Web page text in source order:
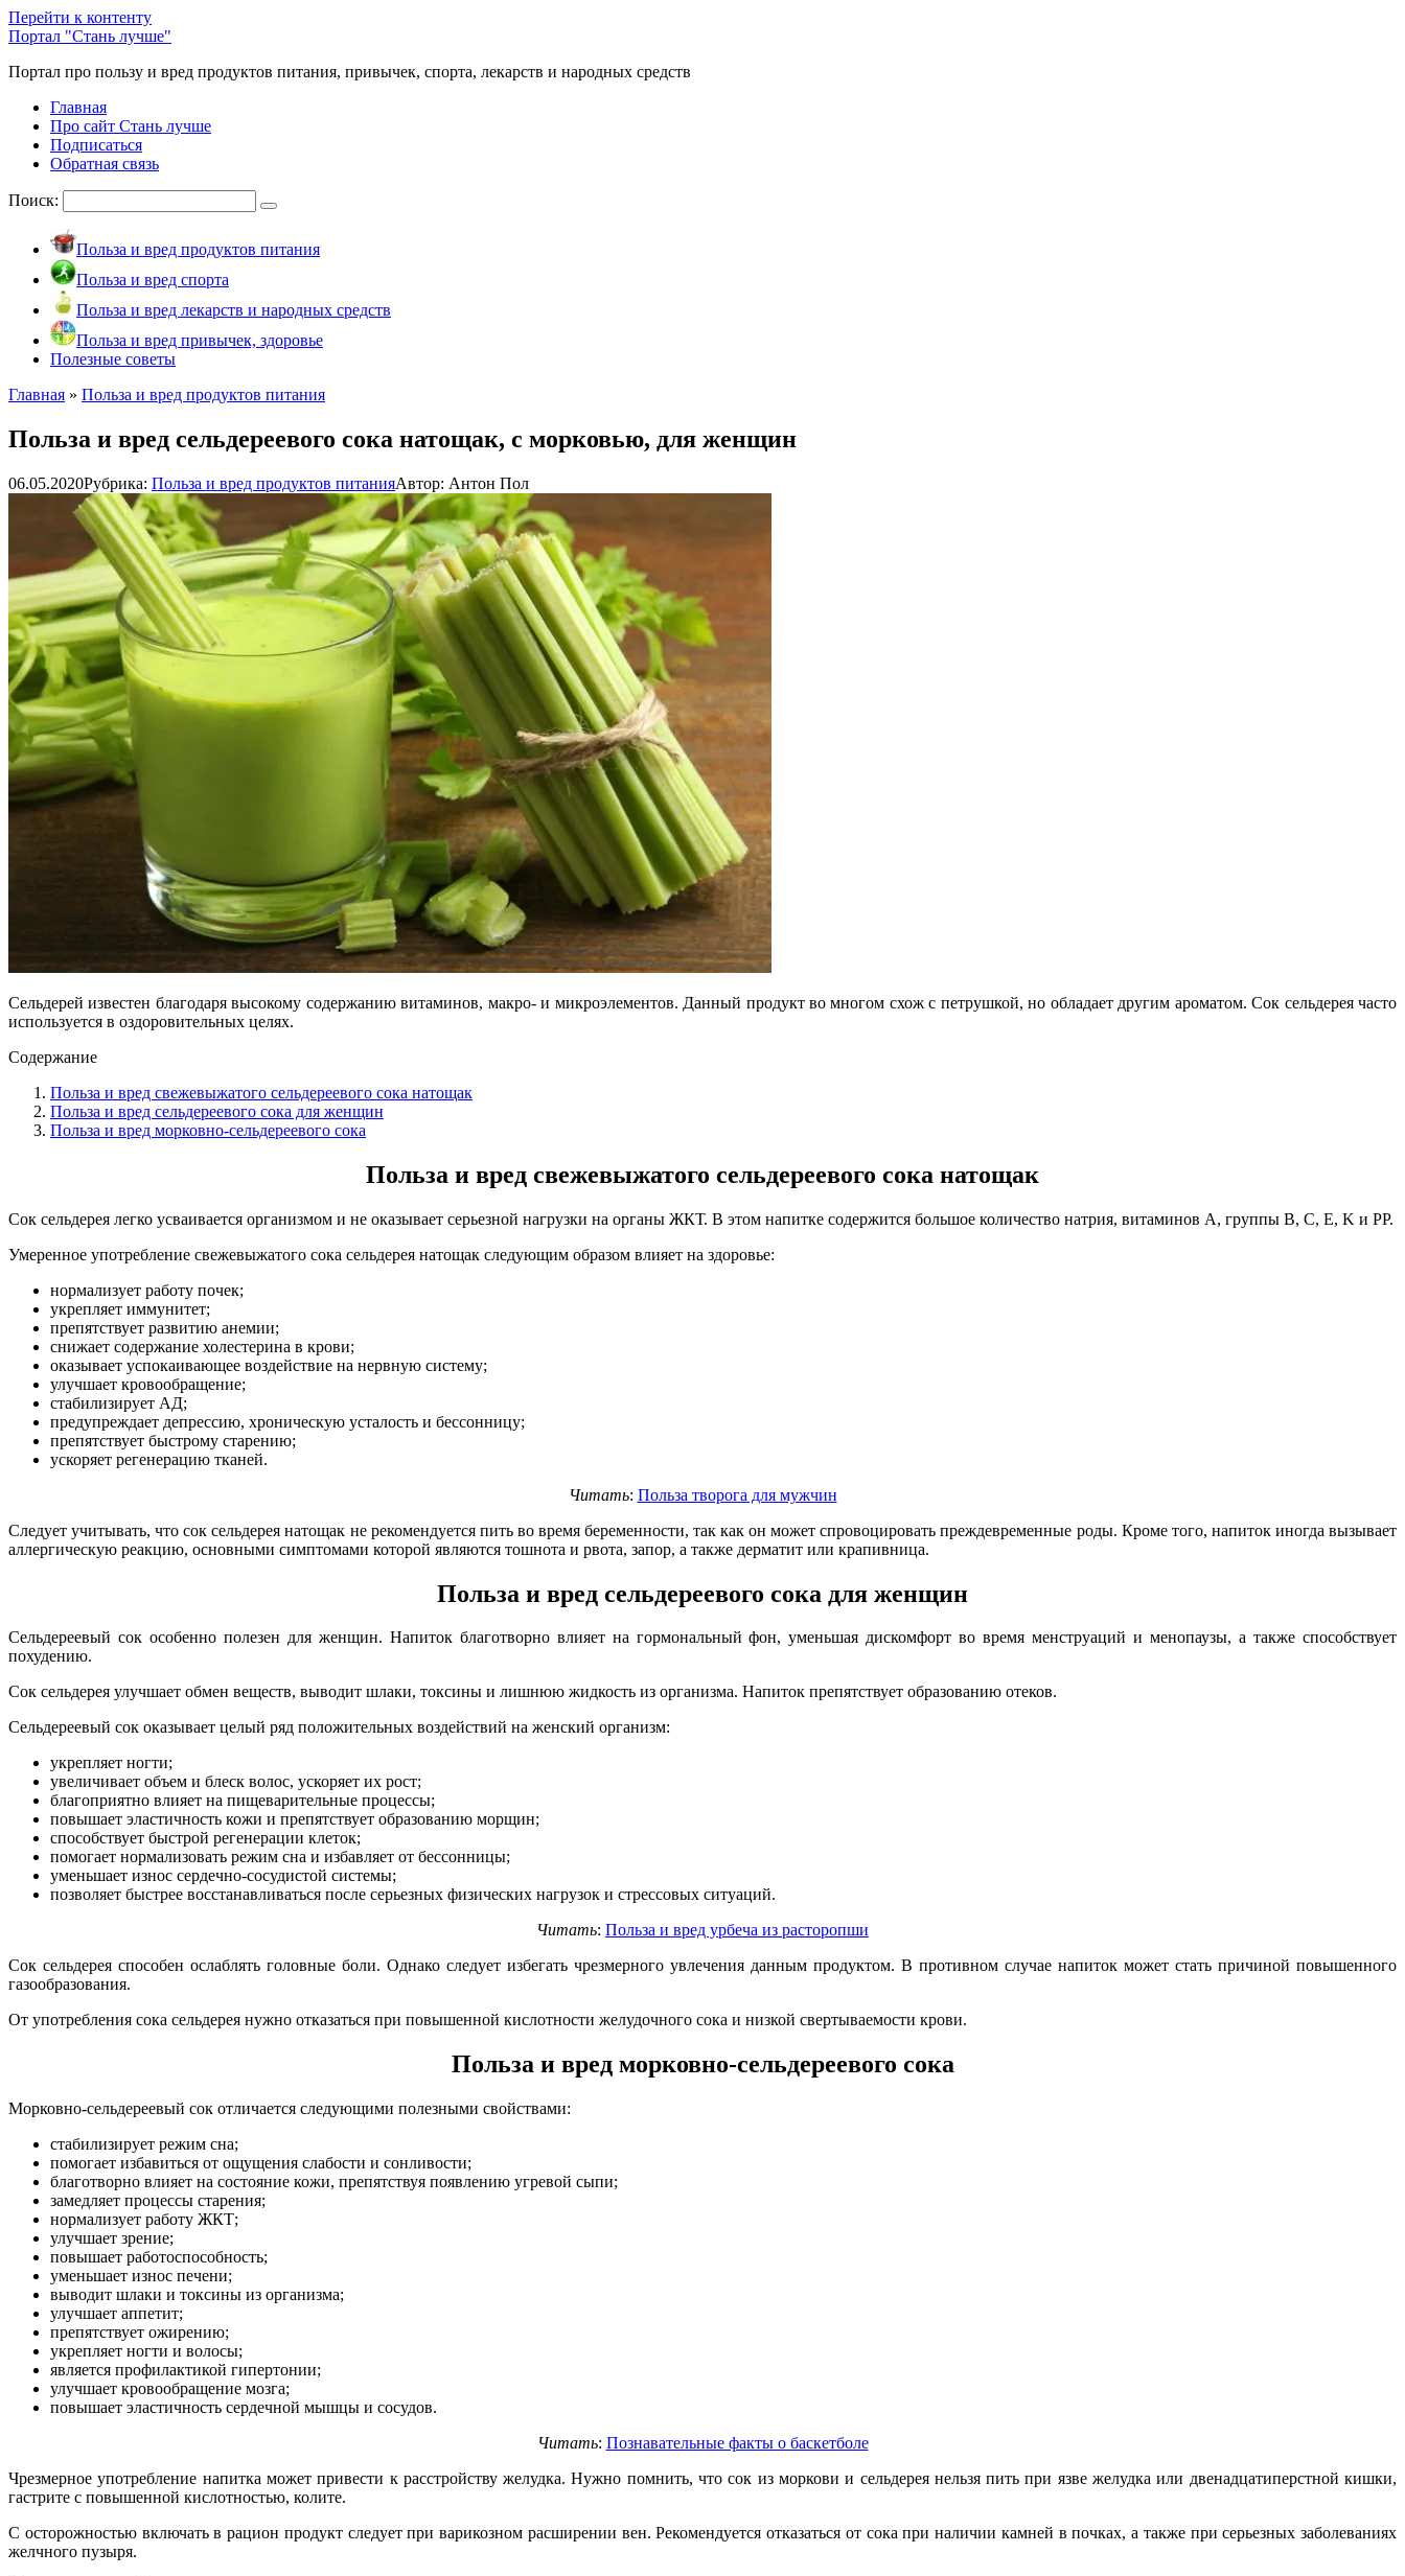
Перейти к контенту
Портал "Стань лучше"
Портал про пользу и вред продуктов питания, привычек, спорта, лекарств и народных средств
Главная
Про сайт Стань лучше
Подписаться
Обратная связь
Поиск:
Польза и вред продуктов питания
Польза и вред спорта
Польза и вред лекарств и народных средств
Польза и вред привычек, здоровье
Полезные советы
Главная » Польза и вред продуктов питания
Польза и вред сельдереевого сока натощак, с морковью, для женщин
06.05.2020Рубрика: Польза и вред продуктов питанияАвтор: Антон Пол
Сельдерей известен благодаря высокому содержанию витаминов, макро- и микроэлементов. Данный продукт во многом схож с петрушкой, но обладает другим ароматом. Сок сельдерея часто
используется в оздоровительных целях.
Содержание
Польза и вред свежевыжатого сельдереевого сока натощак
Польза и вред сельдереевого сока для женщин
Польза и вред морковно-сельдереевого сока
Польза и вред свежевыжатого сельдереевого сока натощак
Сок сельдерея легко усваивается организмом и не оказывает серьезной нагрузки на органы ЖКТ. В этом напитке содержится большое количество натрия, витаминов A, группы B, C, E, K и PP.
Умеренное употребление свежевыжатого сока сельдерея натощак следующим образом влияет на здоровье:
нормализует работу почек;
укрепляет иммунитет;
препятствует развитию анемии;
снижает содержание холестерина в крови;
оказывает успокаивающее воздействие на нервную систему;
улучшает кровообращение;
стабилизирует АД;
предупреждает депрессию, хроническую усталость и бессонницу;
препятствует быстрому старению;
ускоряет регенерацию тканей.
Читать: Польза творога для мужчин
Следует учитывать, что сок сельдерея натощак не рекомендуется пить во время беременности, так как он может спровоцировать преждевременные роды. Кроме того, напиток иногда вызывает
аллергическую реакцию, основными симптомами которой являются тошнота и рвота, запор, а также дерматит или крапивница.
Польза и вред сельдереевого сока для женщин
Сельдереевый сок особенно полезен для женщин. Напиток благотворно влияет на гормональный фон, уменьшая дискомфорт во время менструаций и менопаузы, а также способствует
похудению.
Сок сельдерея улучшает обмен веществ, выводит шлаки, токсины и лишнюю жидкость из организма. Напиток препятствует образованию отеков.
Сельдереевый сок оказывает целый ряд положительных воздействий на женский организм:
укрепляет ногти;
увеличивает объем и блеск волос, ускоряет их рост;
благоприятно влияет на пищеварительные процессы;
повышает эластичность кожи и препятствует образованию морщин;
способствует быстрой регенерации клеток;
помогает нормализовать режим сна и избавляет от бессонницы;
уменьшает износ сердечно-сосудистой системы;
позволяет быстрее восстанавливаться после серьезных физических нагрузок и стрессовых ситуаций.
Читать: Польза и вред урбеча из расторопши
Сок сельдерея способен ослаблять головные боли. Однако следует избегать чрезмерного увлечения данным продуктом. В противном случае напиток может стать причиной повышенного
газообразования.
От употребления сока сельдерея нужно отказаться при повышенной кислотности желудочного сока и низкой свертываемости крови.
Польза и вред морковно-сельдереевого сока
Морковно-сельдереевый сок отличается следующими полезными свойствами:
стабилизирует режим сна;
помогает избавиться от ощущения слабости и сонливости;
благотворно влияет на состояние кожи, препятствуя появлению угревой сыпи;
замедляет процессы старения;
нормализует работу ЖКТ;
улучшает зрение;
повышает работоспособность;
уменьшает износ печени;
выводит шлаки и токсины из организма;
улучшает аппетит;
препятствует ожирению;
укрепляет ногти и волосы;
является профилактикой гипертонии;
улучшает кровообращение мозга;
повышает эластичность сердечной мышцы и сосудов.
Читать: Познавательные факты о баскетболе
Чрезмерное употребление напитка может привести к расстройству желудка. Нужно помнить, что сок из моркови и сельдерея нельзя пить при язве желудка или двенадцатиперстной кишки,
гастрите с повышенной кислотностью, колите.
С осторожностью включать в рацион продукт следует при варикозном расширении вен. Рекомендуется отказаться от сока при наличии камней в почках, а также при серьезных заболеваниях
желчного пузыря.